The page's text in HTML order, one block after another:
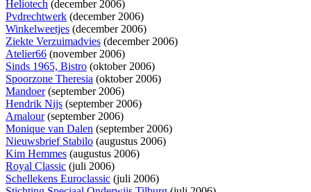
Heliotech (december 2006)
Pvdrechtwerk (december 2006)
Winkelweetjes (december 2006)
Ziekte Verzuimadvies (december 2006)
Atelier66 (november 2006)
Sinds 1965, Bistro (oktober 2006)
Spoorzone Theresia (oktober 2006)
Mandoer(september 2006)
Hendrik Nijs (september 2006)
Amalour(september 2006)
Monique van Dalen (september 2006)
Nieuwsbrief Stabilo (augustus 2006)
Kim Hemmes (augustus 2006)
Royal Classic (juli 2006)
Schellekens Euroclassic (juli 2006)